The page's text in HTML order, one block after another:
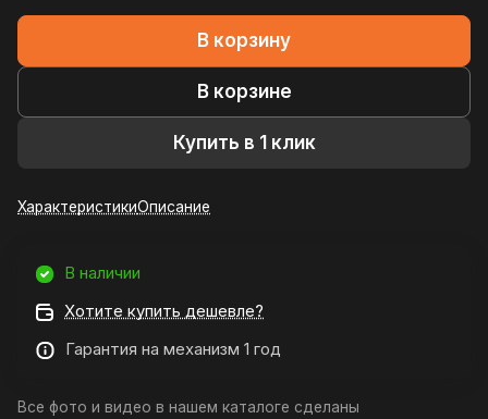
В корзину
В корзине
Купить в 1 клик
ХарактеристикиОписание
В наличии
Хотите купить дешевле?
Гарантия на механизм 1 год
Все фото и видео в нашем каталоге сделаны